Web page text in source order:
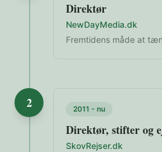
Direktør
NewDayMedia.dk
Fremtidens måde at
2 2011 - nu
Direktør, stifter og
SkovRejser.dk